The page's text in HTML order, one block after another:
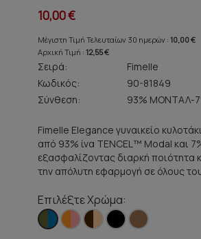
10,00 €
Μέγιστη Τιμή Τελευταίων 30 ημερών : 10,00 €
Αρχική Τιμή : 12,55 €
Σειρά:
Fimelle
Κωδικός:
90-81849
Σύνθεση:
93% ΜΟΝΤΑΛ-
Fimelle Elegance γυναικείο
από 93% ίνα TENCEL™ Modal και
εξασφαλίζοντας διαρκή ποιότητα
την απόλυτη εφαρμογή σε όλους
Επιλέξτε Χρώμα: